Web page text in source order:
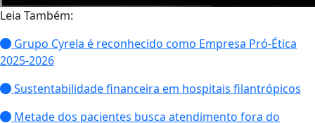
Leia Também:
Grupo Cyrela é reconhecido como Empresa Pró-Ética
2025-2026
Sustentabilidade financeira em hospitais filantrópicos
Metade dos pacientes busca atendimento fora do